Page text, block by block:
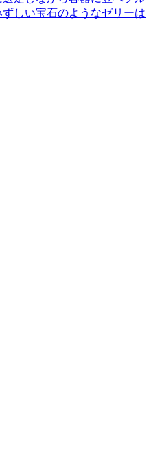
しい宝石のようなゼリーは